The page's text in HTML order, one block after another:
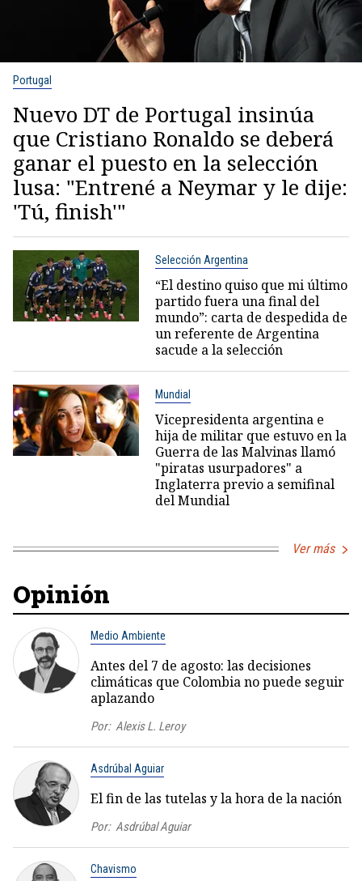
Portugal
Nuevo DT de Portugal insinúa
que Cristiano Ronaldo se deberá
ganar el puesto en la selección
lusa: "Entrené a Neymar y le dije:
'Tú, finish'"
Selección Argentina
“El destino quiso que mi último
partido fuera una final del
mundo”: carta de despedida de
un referente de Argentina
sacude a la selección
Mundial
Vicepresidenta argentina e
hija de militar que estuvo en la
Guerra de las Malvinas llamó
"piratas usurpadores" a
Inglaterra previo a semifinal
del Mundial
Ver más
Opinión
Medio Ambiente
Antes del 7 de agosto: las decisiones
climáticas que Colombia no puede seguir
aplazando
Por: Alexis L. Leroy
Asdrúbal Aguiar
El fin de las tutelas y la hora de la nación
Por: Asdrúbal Aguiar
Chavismo